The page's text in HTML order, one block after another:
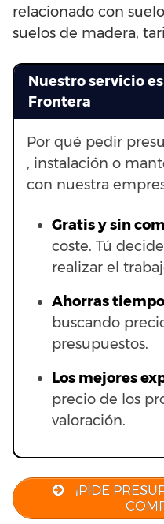
relacionado con
suelos de madera,
Nuestro servicio
Frontera
Por qué pedir
, instalación o
con nuestra
Gratis y sin
coste. Tú
realizar el
Ahorras t
buscando
presupuestos.
Los mejores
precio de los
valoración.
¡PIDE